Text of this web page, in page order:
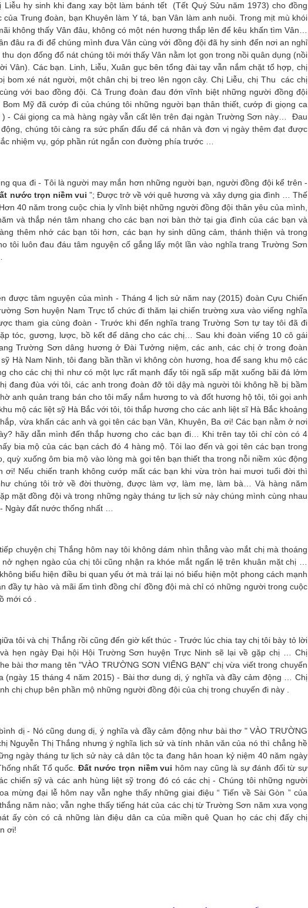
Liễu hy sinh khi đang xay bột làm bánh tết (Tết Quý Sửu năm 1973) cho đồng
của Trung đoàn, bạn Khuyên làm Y tá, bạn Vân làm anh nuôi. Trong mịt mù khói
không thấy Vân đâu, không có một nén hương thắp lên để kêu khấn tìm Vân…
đâu ra đi để chúng mình đưa Vân cùng với đồng đội đã hy sinh đến nơi an nghỉ
dọn đống đổ nát chúng tôi mới thấy Vân nằm lọt gọn trong nồi quân dụng (nồi
Vân). Các bạn. Linh, Liễu, Xuân gục bên tổng đài tay vẫn nắm chặt tổ hợp, chị
bom xé nát người, một chân chị bị treo lên ngọn cây. Chị Liễu, chị Thu các chị
với bao đồng đội. Cả Trung đoàn đau đớn vĩnh biệt những người đồng đội
Mỹ đã cướp đi của chúng tôi những người bạn thân thiết, cướp đi giọng ca
) - Cái giọng ca mà hàng ngày vẫn cất lên trên đại ngàn Trường Sơn này… Đau
chúng tôi càng ra sức phấn đấu để cá nhân và đơn vị ngày thêm đạt được
nhiệm vụ, góp phần rút ngắn con đường phía trước …
đi - Tôi là người may mắn hơn những người bạn, người đồng đội kể trên -
nước trọn niềm vui ”; Được trở về với quê hương và xây dựng gia đình … Thế
40 năm trong cuộc chia ly vĩnh biệt những người đồng đội thân yêu của mình,
và thắp nén tâm nhang cho các bạn nơi bàn thờ tại gia đình của các bạn và
thêm nhớ các bạn tôi hơn, các bạn hy sinh dũng cảm, thánh thiện và trong
tôi luôn đau đáu tâm nguyện cố gắng lấy một lần vào nghĩa trang Trường Sơn
tâm nguyện của mình - Tháng 4 lịch sử năm nay (2015) đoàn Cựu Chiến
Sơn huyện Nam Trực tổ chức đi thăm lại chiến trường xưa vào viếng nghĩa
tham gia cùng đoàn - Trước khi đến nghĩa trang Trường Sơn tự tay tôi đã đi
tóc, gương, lược, bồ kết để dâng cho các chị… Sau khi đoàn viếng 10 cô gái
Trường Sơn dâng hương ở Đài Tưởng niệm, các anh, các chị ở trong đoàn
Hà Nam Ninh, tôi đang bần thần vì không còn hương, hoa để sang khu mộ các
cho các chị thì như có một lực rất mạnh đẩy tôi ngã sấp mặt xuống bãi đá lởm
đang đùa với tôi, các anh trong đoàn đỡ tôi dậy mà người tôi không hề bị bầm
anh quản trang bán cho tôi mấy nắm hương to và đốt hương hộ tôi, tôi gọi anh
mộ các liệt sỹ Hà Bắc với tôi, tôi thắp hương cho các anh liệt sĩ Hà Bắc khoảng
vừa khấn các anh và gọi tên các bạn Vân, Khuyên, Ba ơi! Các bạn nằm ở nơi
hãy dẫn mình đến thắp hương cho các bạn đi… Khi trên tay tôi chỉ còn có 4
bia mộ của các bạn cách đó 4 hàng mộ. Tôi lao đến và gọi tên các bạn trong
quỳ xuống ôm bia mộ vào lòng mà gọi tên bạn thiết tha trong nỗi niềm xúc động
ơi! Nếu chiến tranh không cướp mất các bạn khi vừa tròn hai mươi tuổi đời thì
chúng tôi trở về đời thường, được làm vợ, làm mẹ, làm bà… Và hàng năm
mặt đồng đội và trong những ngày tháng tư lịch sử này chúng mình cùng nhau
Ngày đất nước thống nhất …
chị Thắng hôm nay tôi không dám nhìn thẳng vào mắt chị mà thoáng
nghẹn ngào của chị tôi cũng nhận ra khóe mắt ngấn lệ trên khuân mặt chị …
biểu hiện điều bi quan yếu ớt mà trái lại nó biểu hiện một phong cách mạnh
đầy tự hào và mãi ấm tình đồng chí đồng đội mà chỉ có những người trong cuộc
mới có .
và chị Thắng rồi cũng đến giờ kết thúc - Trước lúc chia tay chị tôi bày tỏ lời
hẹn ngày Đại hội Hội Trường Sơn huyện Trực Ninh sẽ lại về gặp chị … Chị
bài thơ mang tên "VÀO TRƯỜNG SƠN VIẾNG BẠN" chị vừa viết trong chuyến
(ngày 15 tháng 4 năm 2015) - Bài thơ dung dị, ý nghĩa và đầy cảm động … Chị
chị chụp bên phần mộ những người đồng đội của chị trong chuyến đi này .
- Nó cũng dung dị, ý nghĩa và đầy cảm động như bài thơ " VÀO TRƯỜNG
Nguyễn Thị Thắng nhưng ý nghĩa lịch sử và tính nhân văn của nó thì chẳng hề
ngày tháng tư lịch sử này cả dân tộc ta đang hân hoan kỷ niệm 40 năm ngày
nhất Tổ quốc. Đất nước trọn niềm vui hôm nay cũng là sự đánh đổi từ sự
chiến sỹ và các anh hùng liệt sỹ trong đó có các chị - Chúng tôi những người
mừng đại lễ hôm nay vẫn nghe thấy những giai điệu “ Tiến về Sài Gòn ” của
năm nào; vẫn nghe thấy tiếng hát của các chị từ Trường Sơn năm xưa vọng
ấy còn có cả những làn điệu dân ca của miền quê Quan họ các chị đấy chị
ơi!